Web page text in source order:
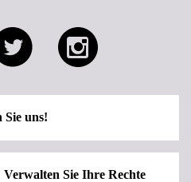
uns!
Verwalten Sie Ihre Rechte